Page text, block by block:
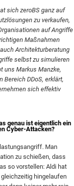
sich zeroBS ganz auf
zu verkaufen,
auf Angriffe
Maßnahmen
Architekturberatung
selbst zu simulieren
uns Markus Manzke,
Bereich DDoS, erklärt,
sich effektiv
genau ist eigentlich ein
Cyber-Attacken?
Man
zu schießen, dass
so vorstellen: Aldi hat
hingelaufen